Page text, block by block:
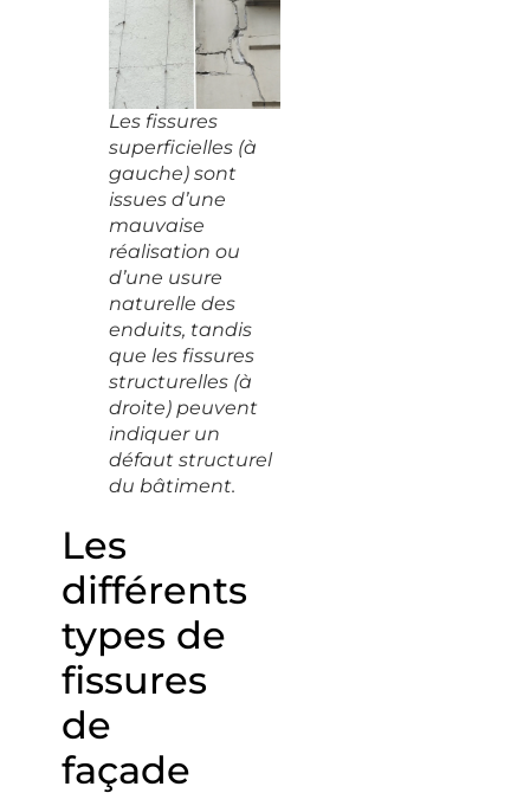
Les fissures
superficielles (à
gauche) sont
issues d’une
mauvaise
réalisation ou
d’une usure
naturelle des
enduits, tandis
que les fissures
structurelles (à
droite) peuvent
indiquer un
défaut structurel
du bâtiment.
Les
différents
types de
fissures
de
façade